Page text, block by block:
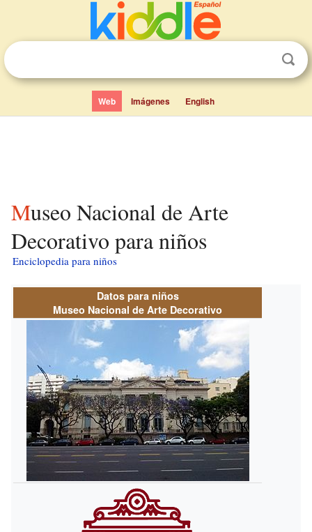
Web Imágenes English
Museo Nacional de Arte
Decorativo para niños
Enciclopedia para niños
Datos para niños
Museo Nacional de Arte Decorativo